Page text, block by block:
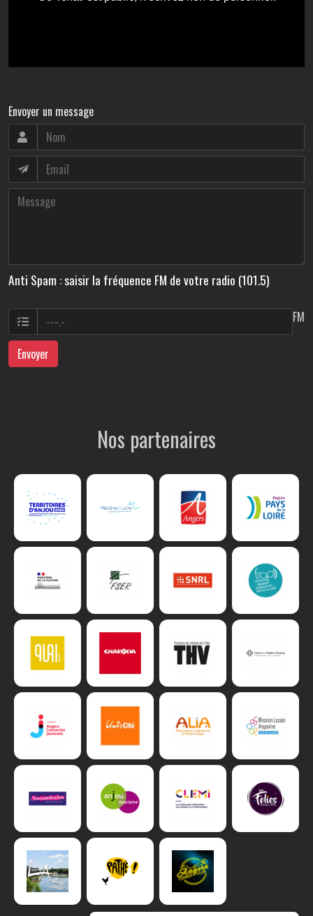
Envoyer un message
Anti Spam : saisir la fréquence FM de votre radio (101.5)
FM
Envoyer
Nos partenaires